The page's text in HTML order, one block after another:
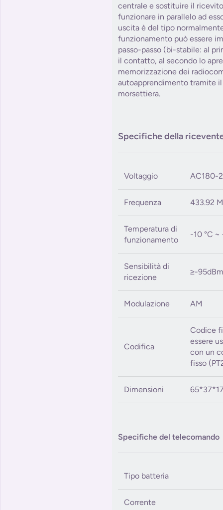
centrale e sostituire il
funzionare in parallelo ad
uscita è del tipo
funzionamento può essere
passo-passo (bi-stabile: al
il contatto, al secondo lo
memorizzazione dei
autoapprendimento tramite
morsettiera.
Specifiche della
Voltaggio AC180-
Frequenza 433.92
Temperatura di
funzionamento
-10 °C ~
Sensibilità di
ricezione
≥-95dBm
Modulazione AM
Codifica
Codice
essere
con un
fisso
Dimensioni
Specifiche del telecomando
Tipo batteria
Corrente